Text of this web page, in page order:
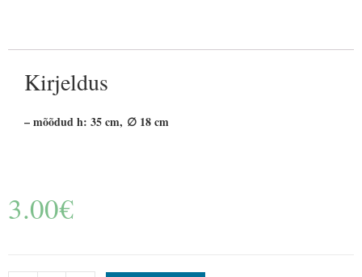
Kirjeldus
– mõõdud h: 35 cm, ∅ 18 cm
3.00€